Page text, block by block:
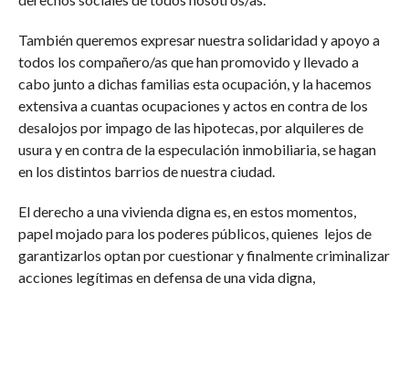
También queremos expresar nuestra solidaridad y apoyo a
todos los compañero/as que han promovido y llevado a
cabo junto a dichas familias esta ocupación, y la hacemos
extensiva a cuantas ocupaciones y actos en contra de los
desalojos por impago de las hipotecas, por alquileres de
usura y en contra de la especulación inmobiliaria, se hagan
en los distintos barrios de nuestra ciudad.
El derecho a una vivienda digna es, en estos momentos,
papel mojado para los poderes públicos, quienes lejos de
garantizarlos optan por cuestionar y finalmente criminalizar
acciones legítimas en defensa de una vida digna,